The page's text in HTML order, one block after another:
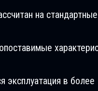
на стандартные
эксплуатация в более